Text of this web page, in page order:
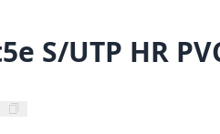
S/UTP HR